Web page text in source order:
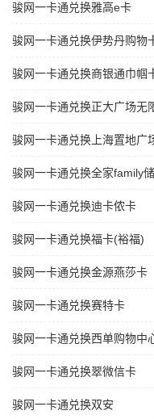
骏网一卡通兑换雅高e卡
骏网一卡通兑换伊势丹购物
骏网一卡通兑换商银通巾帼
骏网一卡通兑换正大广场无
骏网一卡通兑换上海置地广
骏网一卡通兑换全家family
骏网一卡通兑换迪卡侬卡
骏网一卡通兑换福卡(裕福)
骏网一卡通兑换金源燕莎卡
骏网一卡通兑换赛特卡
骏网一卡通兑换西单购物中
骏网一卡通兑换翠微信卡
骏网一卡通兑换双安